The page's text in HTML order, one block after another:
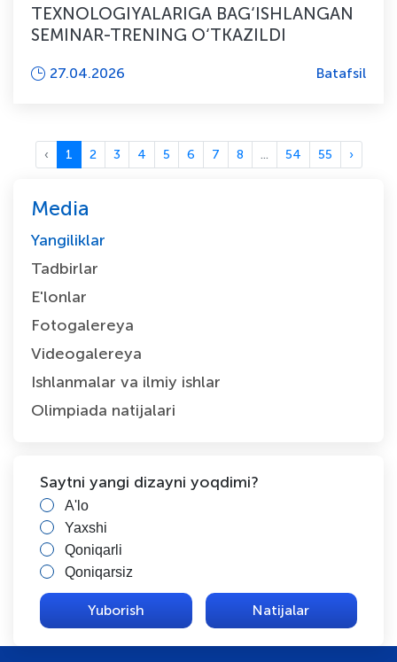
TEXNOLOGIYALARIGA BAG‘ISHLANGAN
SEMINAR-TRENING O‘TKAZILDI
27.04.2026 Batafsil
‹ 1 2 3 4 5 6 7 8 ... 54 55 ›
Media
Yangiliklar
Tadbirlar
E'lonlar
Fotogalereya
Videogalereya
Ishlanmalar va ilmiy ishlar
Olimpiada natijalari
Saytni yangi dizayni yoqdimi?
A'lo
Yaxshi
Qoniqarli
Qoniqarsiz
Natijalar